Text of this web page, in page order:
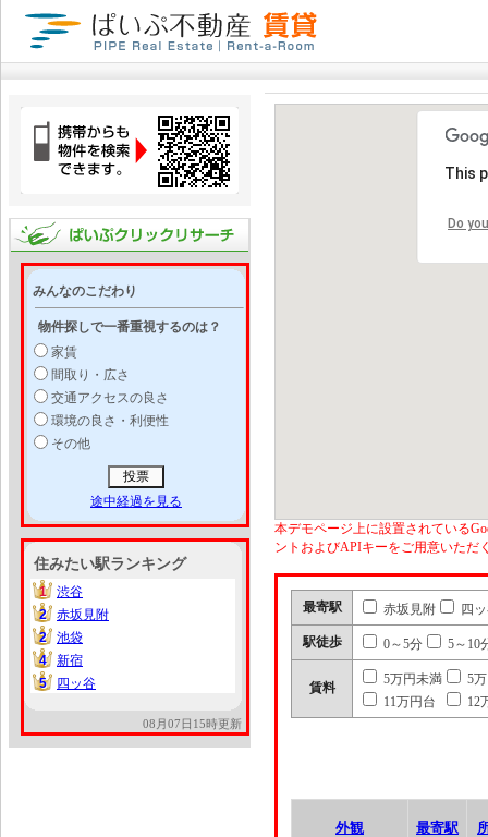
みんなのこだわり
物件探しで一番重視するのは？
家賃
間取り・広さ
交通アクセスの良さ
環境の良さ・利便性
その他
途中経過を見る
住みたい駅ランキング
1
1
渋谷
2
2
赤坂見附
2
2
池袋
4
4
新宿
5
5 四ッ谷
08月07日15時更新
This
Do
本デモページ上に設置されている
ントおよびAPIキーをご用意いただ
最寄駅 赤坂見附 四
駅徒歩 0～5分 5～10
賃料
5万円未満
5
11万円台
12
外観 最寄駅